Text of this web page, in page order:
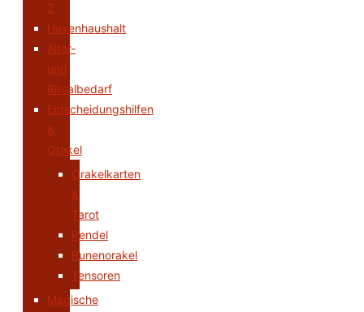
Z
Hexenhaushalt
Altar-
und
Ritualbedarf
Entscheidungshilfen
&
Orakel
Orakelkarten
&
Tarot
Pendel
Runenorakel
Tensoren
Magische